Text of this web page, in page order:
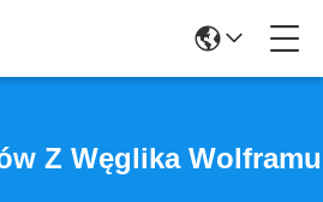
Z Węglika Wolframu